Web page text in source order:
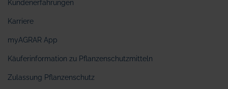
Kundenerfahrungen
Karriere
myAGRAR App
Käuferinformation zu Pflanzenschutzmitteln
Zulassung Pflanzenschutz